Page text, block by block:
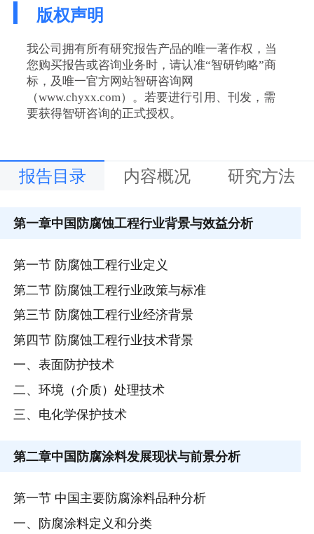
版权声明
我公司拥有所有研究报告产品的唯一著作权，当
您购买报告或咨询业务时，请认准“智研钧略”商
标，及唯一官方网站智研咨询网
（www.chyxx.com）。若要进行引用、刊发，需
要获得智研咨询的正式授权。
报告目录 内容概况 研究方法
第一章中国防腐蚀工程行业背景与效益分析
第一节 防腐蚀工程行业定义
第二节 防腐蚀工程行业政策与标准
第三节 防腐蚀工程行业经济背景
第四节 防腐蚀工程行业技术背景
一、表面防护技术
二、环境（介质）处理技术
三、电化学保护技术
第二章中国防腐涂料发展现状与前景分析
第一节 中国主要防腐涂料品种分析
一、防腐涂料定义和分类